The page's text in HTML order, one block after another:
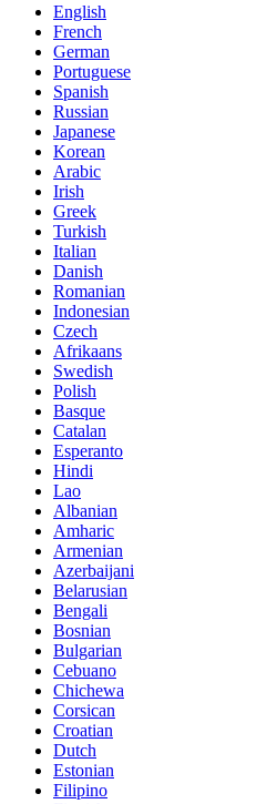
English
French
German
Portuguese
Spanish
Russian
Japanese
Korean
Arabic
Irish
Greek
Turkish
Italian
Danish
Romanian
Indonesian
Czech
Afrikaans
Swedish
Polish
Basque
Catalan
Esperanto
Hindi
Lao
Albanian
Amharic
Armenian
Azerbaijani
Belarusian
Bengali
Bosnian
Bulgarian
Cebuano
Chichewa
Corsican
Croatian
Dutch
Estonian
Filipino